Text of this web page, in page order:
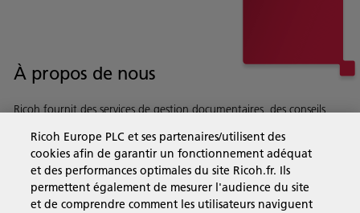
À propos de nous
Ricoh fournit des services de gestion documentaires, des conseils,
En savoir plus sur notre histoire et ce que nous faisons
Ricoh Europe PLC et ses partenaires/utilisent des
cookies afin de garantir un fonctionnement adéquat
et des performances optimales du site Ricoh.fr. Ils
permettent également de mesurer l'audience du site
et de comprendre comment les utilisateurs naviguent